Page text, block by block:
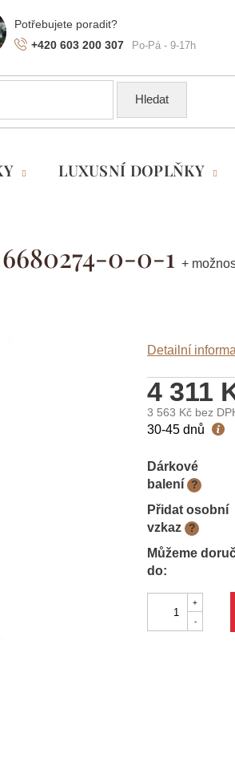
+420 603 200 307
Hledat
LUXUSNÍ DOPLŇKY
0-0-1 +
4 311
3 563 Kč bez
Měrná
30-45 dnů
Dárkové
balení
?
Přidat osobní
vzkaz
?
Můžeme
do:
Detailní